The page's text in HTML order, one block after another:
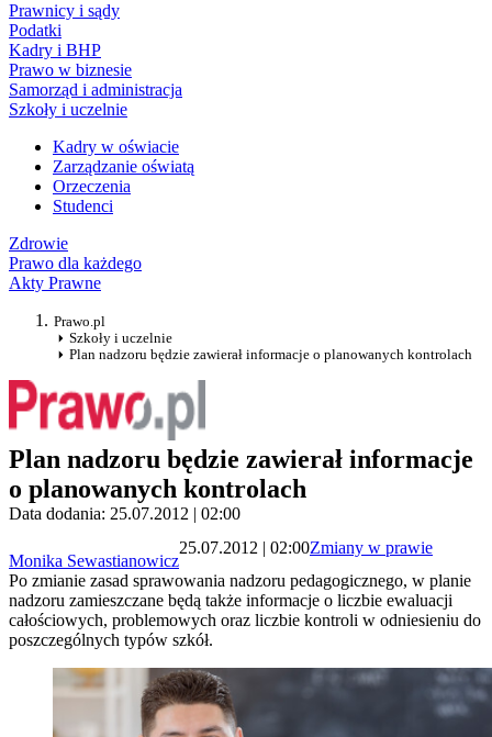
Prawnicy i sądy
Podatki
Kadry i BHP
Prawo w biznesie
Samorząd i administracja
Szkoły i uczelnie
Kadry w oświacie
Zarządzanie oświatą
Orzeczenia
Studenci
Zdrowie
Prawo dla każdego
Akty Prawne
Prawo.pl
Szkoły i uczelnie
Plan nadzoru będzie zawierał informacje o planowanych kontrolach
Plan nadzoru będzie zawierał informacje
o planowanych kontrolach
Data dodania: 25.07.2012 | 02:00
Monika Sewastianowicz
25.07.2012 | 02:00Zmiany w prawie
Po zmianie zasad sprawowania nadzoru pedagogicznego, w planie
nadzoru zamieszczane będą także informacje o liczbie ewaluacji
całościowych, problemowych oraz liczbie kontroli w odniesieniu do
poszczególnych typów szkół.